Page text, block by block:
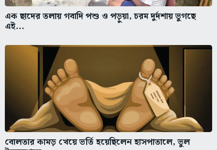
এক ছাদের তলায় গবাদি পশু ও পড়ুয়া, চরম দুর্দশায় ভুগছে
এই...
বোলতার কামড় খেয়ে ভর্তি হয়েছিলেন হাসপাতালে, ভুল